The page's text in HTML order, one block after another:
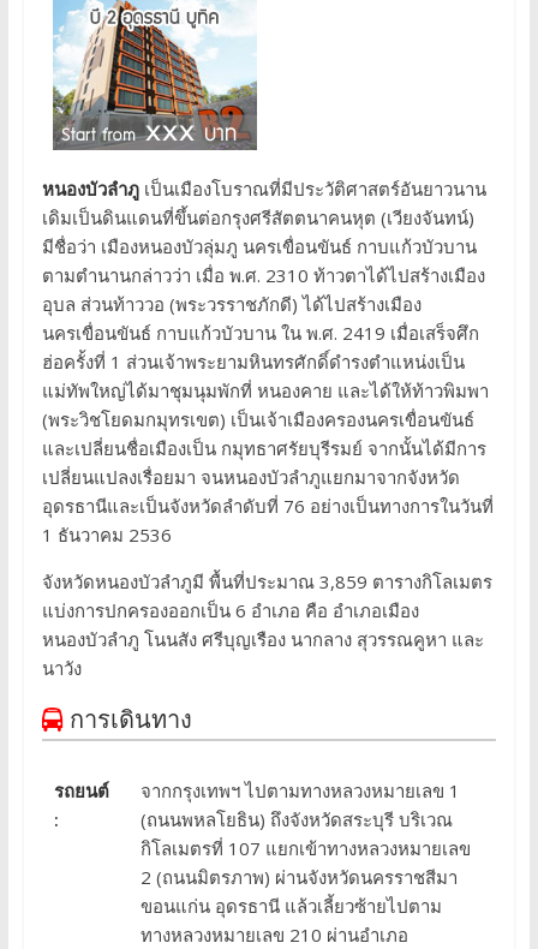
หนองบัวลำภูเป็นเมืองโบราณที่มีประวัติศาสตร์อันยาวนาน
เดิมเป็นดินแดนที่ขึ้นต่อกรุงศรีสัตตนาคนหุต (เวียงจันทน์)
มีชื่อว่า เมืองหนองบัวลุ่มภู นครเขื่อนขันธ์ กาบแก้วบัวบาน
ตามตำนานกล่าวว่า เมื่อ พ.ศ. 2310 ท้าวตาได้ไปสร้างเมือง
อุบล ส่วนท้าววอ (พระวรราชภักดี) ได้ไปสร้างเมือง
นครเขื่อนขันธ์ กาบแก้วบัวบาน ใน พ.ศ. 2419 เมื่อเสร็จศึก
ฮ่อครั้งที่ 1 ส่วนเจ้าพระยามหินทรศักดิ์ดำรงตำแหน่งเป็น
แม่ทัพใหญ่ได้มาชุมนุมพักที่ หนองคาย และได้ให้ท้าวพิมพา
(พระวิชโยดมกมุทรเขต) เป็นเจ้าเมืองครองนครเขื่อนขันธ์
และเปลี่ยนชื่อเมืองเป็น กมุทธาศรัยบุรีรมย์ จากนั้นได้มีการ
เปลี่ยนแปลงเรื่อยมา จนหนองบัวลำภูแยกมาจากจังหวัด
อุดรธานีและเป็นจังหวัดลำดับที่ 76 อย่างเป็นทางการในวันที่
1 ธันวาคม 2536
จังหวัดหนองบัวลำภูมี พื้นที่ประมาณ 3,859 ตารางกิโลเมตร
แบ่งการปกครองออกเป็น 6 อำเภอ คือ อำเภอเมือง
หนองบัวลำภู โนนสัง ศรีบุญเรือง นากลาง สุวรรณคูหา และ
นาวัง
การเดินทาง
รถยนต์
:
จากกรุงเทพฯ ไปตามทางหลวงหมายเลข 1
(ถนนพหลโยธิน) ถึงจังหวัดสระบุรี บริเวณ
กิโลเมตรที่ 107 แยกเข้าทางหลวงหมายเลข
2 (ถนนมิตรภาพ) ผ่านจังหวัดนครราชสีมา
ขอนแก่น อุดรธานี แล้วเลี้ยวซ้ายไปตาม
ทางหลวงหมายเลข 210 ผ่านอำเภอ